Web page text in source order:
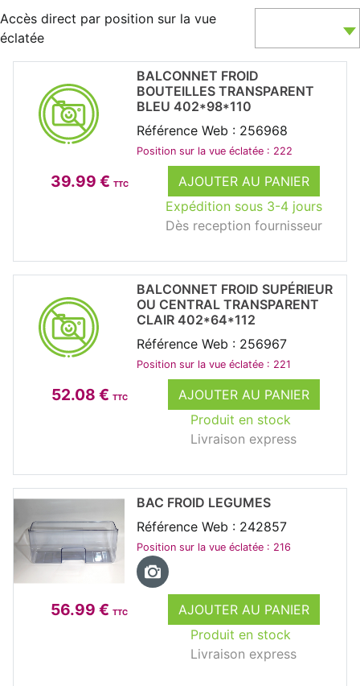
Accès direct par position sur la vue
éclatée
39.99 € TTC
AJOUTER AU PANIER
Expédition sous 3-4 jours
Dès reception fournisseur
BALCONNET FROID
BOUTEILLES TRANSPARENT
BLEU 402*98*110
Référence Web : 256968
Position sur la vue éclatée : 222
52.08 € TTC
AJOUTER AU PANIER
Produit en stock
Livraison express
BALCONNET FROID SUPÉRIEUR
OU CENTRAL TRANSPARENT
CLAIR 402*64*112
Référence Web : 256967
Position sur la vue éclatée : 221
56.99 € TTC
AJOUTER AU PANIER
Produit en stock
Livraison express
BAC FROID LEGUMES
Référence Web : 242857
Position sur la vue éclatée : 216